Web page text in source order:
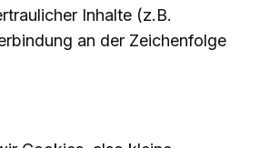
Inhalte (z.B.
an der Zeichenfolge